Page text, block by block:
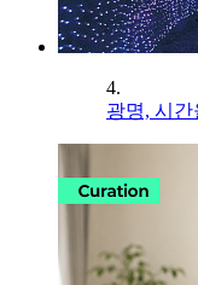
4.
광명, 시